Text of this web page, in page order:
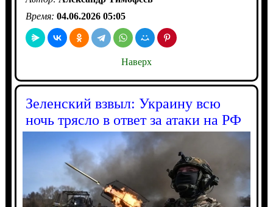
Время: 04.06.2026 05:05
Наверх
Зеленский взвыл: Украину всю
ночь трясло в ответ за атаки на РФ